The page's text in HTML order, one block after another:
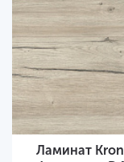
Ламинат